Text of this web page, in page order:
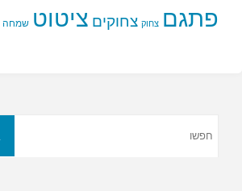
פתגם צחוק צחוקים ציטוט שמחה